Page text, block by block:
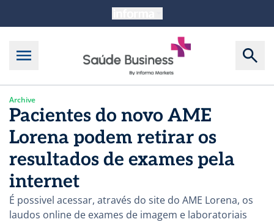
Archive
Pacientes do novo AME
Lorena podem retirar os
resultados de exames pela
internet
É possivel acessar, através do site do AME Lorena, os
laudos online de exames de imagem e laboratoriais